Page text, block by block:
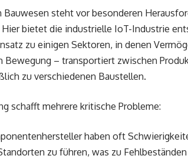
steht vor besonderen
bietet die industrielle IoT-Industrie
zu einigen Sektoren, in denen
– transportiert zwischen
zu verschiedenen Baustellen.
schafft mehrere kritische Probleme:
haben oft
zu führen, was zu